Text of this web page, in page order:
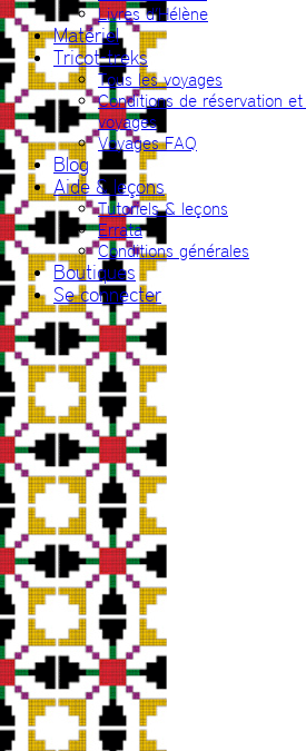
Livres d’Hélène
Matériel
Tricot-treks
Tous les voyages
Conditions de réservation et
voyages
Voyages FAQ
Blog
Aide & leçons
Tutoriels & leçons
Errata
Conditions générales
Boutiques
Se connecter